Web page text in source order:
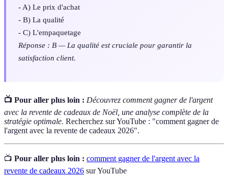
- A) Le prix d'achat
- B) La qualité
- C) L'empaquetage
Réponse : B — La qualité est cruciale pour garantir la
satisfaction client.
📺 Pour aller plus loin : Découvrez comment gagner de l'argent
avec la revente de cadeaux de Noël, une analyse complète de la
stratégie optimale. Recherchez sur YouTube : "comment gagner de
l'argent avec la revente de cadeaux 2026".
📺 Pour aller plus loin : comment gagner de l'argent avec la
revente de cadeaux 2026 sur YouTube